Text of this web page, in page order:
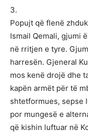
3.
Popujt që flenë
Ismail Qemali, gjumi
në rritjen e tyre.
harresën. Gjeneral
mos kenë drojë dhe
kapën armët për të
shtetformues, sepse
por mungesë e
që kishin luftuar në